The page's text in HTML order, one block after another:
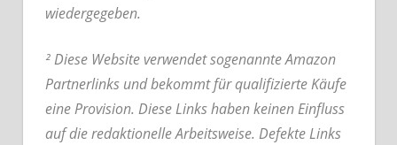
wiedergegeben.
² Diese Website verwendet sogenannte Amazon
Partnerlinks und bekommt für qualifizierte Käufe
eine Provision. Diese Links haben keinen Einfluss
auf die redaktionelle Arbeitsweise. Defekte Links